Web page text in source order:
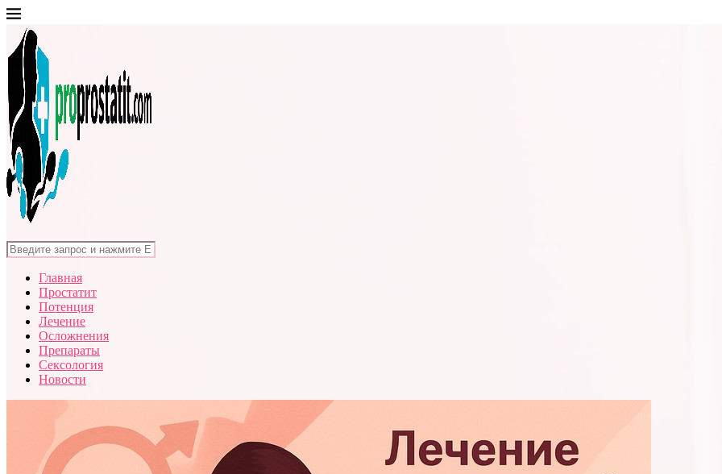
Главная
Простатит
Потенция
Лечение
Осложнения
Препараты
Сексология
Новости